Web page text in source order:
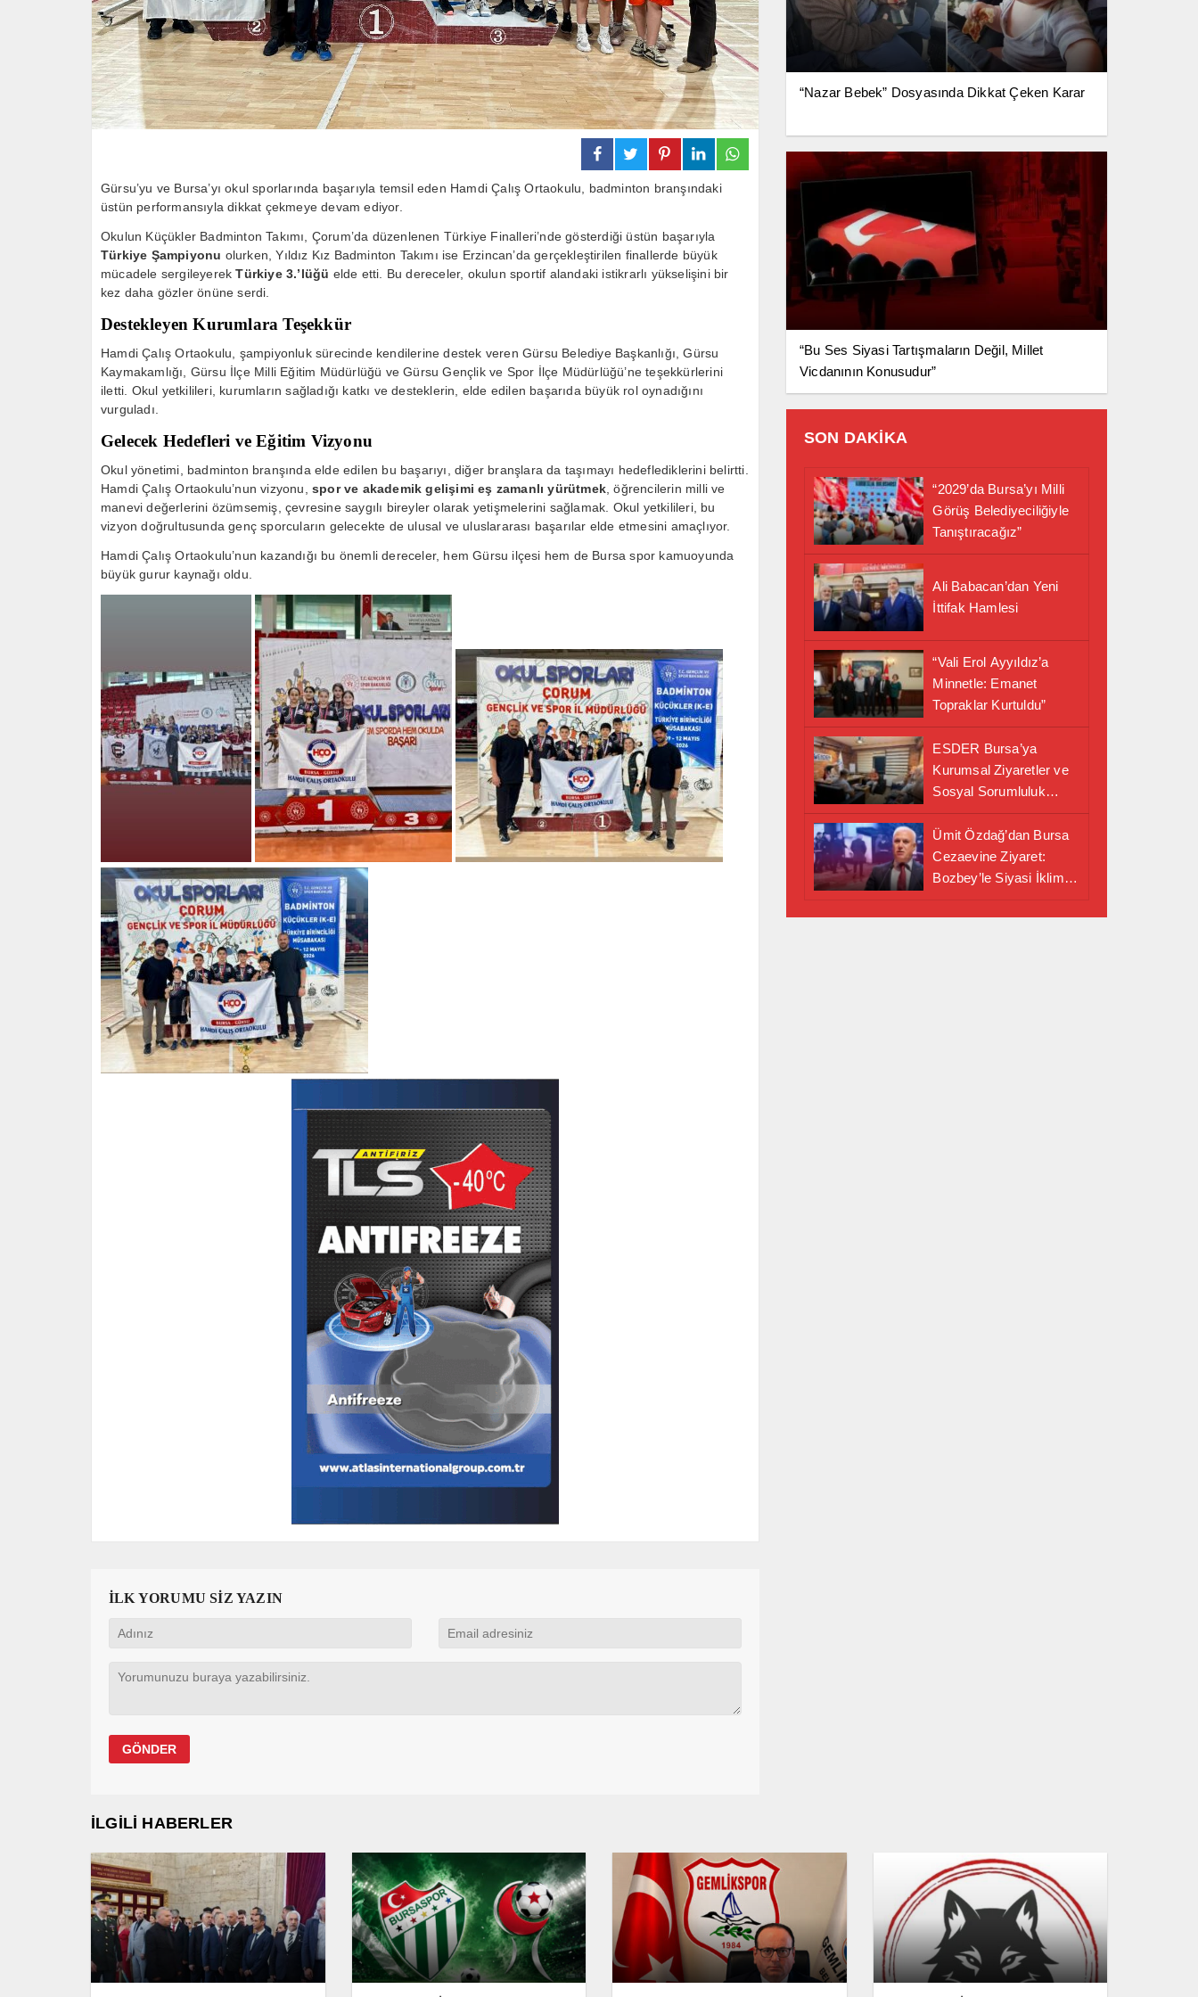
Gürsu’yu ve Bursa’yı okul sporlarında başarıyla temsil eden Hamdi Çalış Ortaokulu, badminton branşındaki
üstün performansıyla dikkat çekmeye devam ediyor.
Okulun Küçükler Badminton Takımı, Çorum’da düzenlenen Türkiye Finalleri’nde gösterdiği üstün başarıyla
Türkiye Şampiyonu olurken, Yıldız Kız Badminton Takımı ise Erzincan’da gerçekleştirilen finallerde büyük
mücadele sergileyerekTürkiye 3.’lüğü elde etti. Bu dereceler, okulun sportif alandaki istikrarlı yükselişini bir
kez daha gözler önüne serdi.
Destekleyen Kurumlara Teşekkür
Hamdi Çalış Ortaokulu, şampiyonluk sürecinde kendilerine destek veren Gürsu Belediye Başkanlığı, Gürsu
Kaymakamlığı, Gürsu İlçe Milli Eğitim Müdürlüğü ve Gürsu Gençlik ve Spor İlçe Müdürlüğü’ne teşekkürlerini
iletti. Okul yetkilileri, kurumların sağladığı katkı ve desteklerin, elde edilen başarıda büyük rol oynadığını
vurguladı.
Gelecek Hedefleri ve Eğitim Vizyonu
Okul yönetimi, badminton branşında elde edilen bu başarıyı, diğer branşlara da taşımayı hedeflediklerini belirtti.
Hamdi Çalış Ortaokulu’nun vizyonu, spor ve akademik gelişimi eş zamanlı yürütmek , öğrencilerin milli ve
manevi değerlerini özümsemiş, çevresine saygılı bireyler olarak yetişmelerini sağlamak. Okul yetkilileri, bu
vizyon doğrultusunda genç sporcuların gelecekte de ulusal ve uluslararası başarılar elde etmesini amaçlıyor.
Hamdi Çalış Ortaokulu’nun kazandığı bu önemli dereceler, hem Gürsu ilçesi hem de Bursa spor kamuoyunda
büyük gurur kaynağı oldu.
İLK YORUMU SİZ YAZIN
“Nazar Bebek” Dosyasında Dikkat Çeken Karar
“Bu Ses Siyasi Tartışmaların Değil, Millet
Vicdanının Konusudur”
SON DAKİKA
“2029’da Bursa’yı Milli
Görüş Belediyeciliğiyle
Tanıştıracağız”
Ali Babacan’dan Yeni
İttifak Hamlesi
“Vali Erol Ayyıldız’a
Minnetle: Emanet
Topraklar Kurtuldu”
ESDER Bursa’ya
Kurumsal Ziyaretler ve
Sosyal Sorumluluk
Alanında Önemli İş
Birliği Adımı
Ümit Özdağ’dan Bursa
Cezaevine Ziyaret:
Bozbey’le Siyasi İklim
İLGİLİ HABERLER